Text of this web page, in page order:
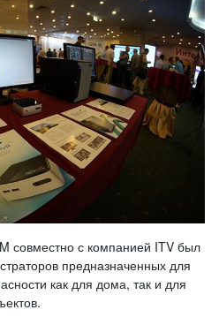
совместно с компанией ITV был
предназначенных для
как для дома, так и для